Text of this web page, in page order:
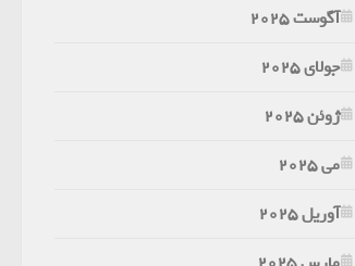
آگوست 2025
جولای 2025
ژوئن 2025
می 2025
آوریل 2025